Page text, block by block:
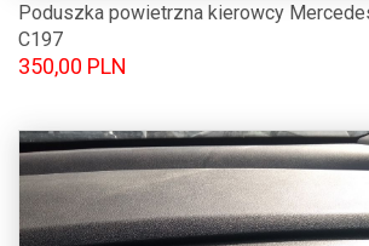
Poduszka powietrzna kierowcy
C197
350,00 PLN